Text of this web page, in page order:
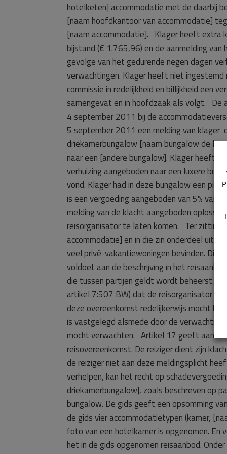
hotelketen] accommodatie met de daarbij
[naam hoofdkantoor van accommodatie]
[naam accommodatie]. Klager heeft extra
bijstand (€ 1.765,96) en de aanmelding
gevolge van het gedurende negen dagen
verwachtingen. Klager heeft niet
commissie in redelijkheid en billijkheid een
samengevat en in hoofdzaak als volgt. De
4 september 2011 bij de
5 september 2011 een melding van klager
driekamerbungalow [naam bungalow de
naar een [andere bungalow]. Klager heeft
verhuizing aangeboden naar een luxere
vond. Klager had in deze bungalow een
is een vergoeding aangeboden van 5% van
melding van de klacht aangeboden
reisorganisator te laten komen. Ter zitting
accommodatie] en in die zin onderdeel
veel privé-vakantiewoningen bevinden. Dit
voldoet aan de beschrijving in het
die tussen partijen geldt wordt beheerst
artikel 7:507 BW) dat de reisorganisator
deze overeenkomst redelijkerwijs mocht
is vastgelegd alsmede door de
mocht verwachten. Artikel 17 geeft aan
reisovereenkomst. De reiziger dient zijn
de reiziger niet aan deze meldingsplicht
verhelpen, kan het recht op
driekamerbungalow], zoals beschreven op
bungalow. De gids geeft een opsomming
de gids vier accommodatietypen (kamer,
foto van een hotelkamer is opgenomen. En
het in de gids opgenomen reisaanbod.